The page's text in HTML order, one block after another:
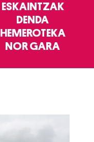
ESKAINTZAK
DENDA
HEMEROTEKA
NOR GARA